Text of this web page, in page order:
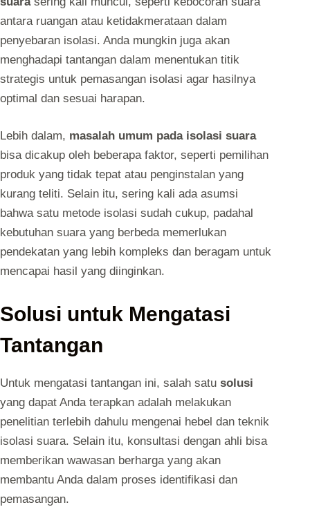
antara ruangan atau ketidakmerataan dalam
penyebaran isolasi. Anda mungkin juga akan
menghadapi tantangan dalam menentukan titik
strategis untuk pemasangan isolasi agar hasilnya
optimal dan sesuai harapan.
Lebih dalam, masalah umum pada isolasi suara
bisa dicakup oleh beberapa faktor, seperti pemilihan
produk yang tidak tepat atau penginstalan yang
kurang teliti. Selain itu, sering kali ada asumsi
bahwa satu metode isolasi sudah cukup, padahal
kebutuhan suara yang berbeda memerlukan
pendekatan yang lebih kompleks dan beragam untuk
mencapai hasil yang diinginkan.
Solusi untuk Mengatasi
Tantangan
Untuk mengatasi tantangan ini, salah satu solusi
yang dapat Anda terapkan adalah melakukan
penelitian terlebih dahulu mengenai hebel dan teknik
isolasi suara. Selain itu, konsultasi dengan ahli bisa
memberikan wawasan berharga yang akan
membantu Anda dalam proses identifikasi dan
pemasangan.